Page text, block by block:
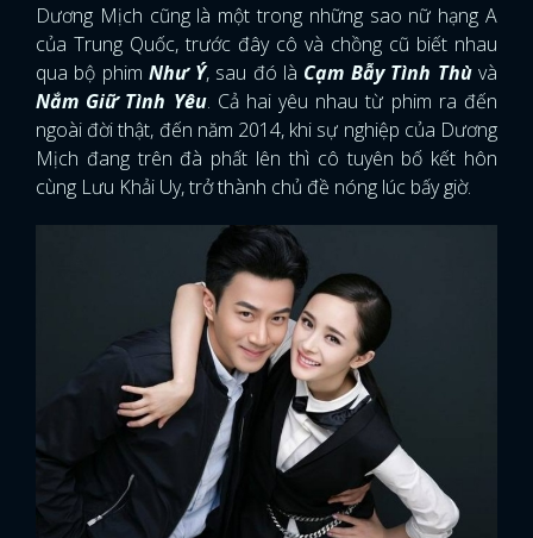
Dương Mịch cũng là một trong những sao nữ hạng A
của Trung Quốc, trước đây cô và chồng cũ biết nhau
qua bộ phimNhư Ý, sau đó là Cạm Bẫy Tình Thùvà
Nắm Giữ Tình Yêu. Cả hai yêu nhau từ phim ra đến
ngoài đời thật, đến năm 2014, khi sự nghiệp của Dương
Mịch đang trên đà phất lên thì cô tuyên bố kết hôn
cùng Lưu Khải Uy, trở thành chủ đề nóng lúc bấy giờ.